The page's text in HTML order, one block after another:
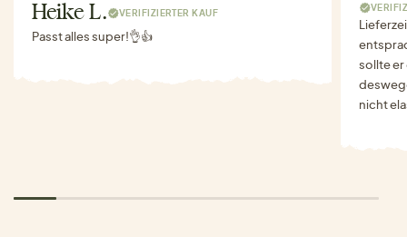
Heike L. VERIFIZIERTER KAUF
Passt alles super!👌👍
sollte er
nicht